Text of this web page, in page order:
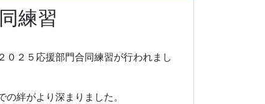
練習
０２５応援部門合同練習が行われまし
絆がより深まりました。